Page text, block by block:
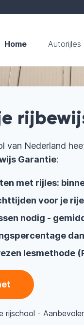
Home Autorijles
van Nederland
Garantie:
met rijles:
voor je
nodig -
lesmethode
rijschool -